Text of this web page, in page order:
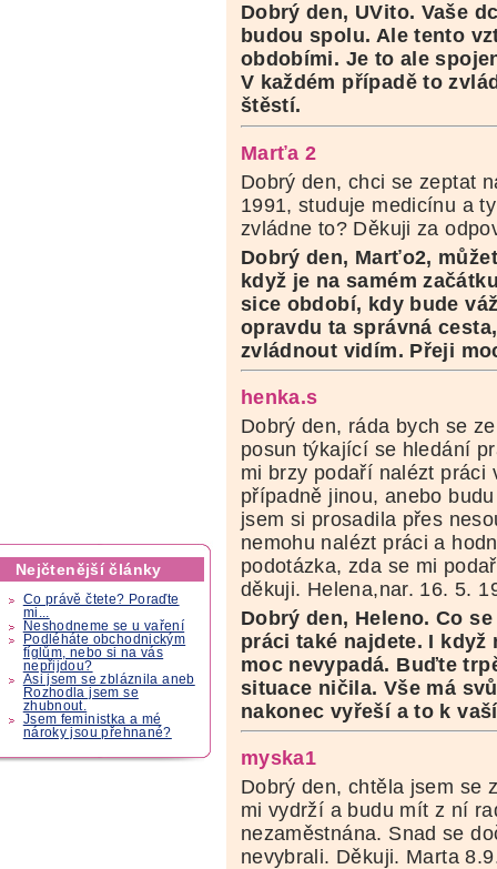
Nejčtenější články
Co právě čtete? Poraďte
mi...
Neshodneme se u vaření
Podléháte obchodnickým
fíglům, nebo si na vás
nepřijdou?
Asi jsem se zbláznila aneb
Rozhodla jsem se
zhubnout.
Jsem feministka a mé
nároky jsou přehnané?
Dobrý den, UVito. Vaše
budou spolu. Ale tento
obdobími. Je to ale
V každém případě to
štěstí.
Marťa 2
Dobrý den, chci se zeptat
1991, studuje medicínu a
zvládne to? Děkuji za
Dobrý den, Marťo2,
když je na samém
sice období, kdy bude
opravdu ta správná
zvládnout vidím. Přeji
henka.s
Dobrý den, ráda bych se
posun týkající se hledání
mi brzy podaří nalézt práci
případně jinou, anebo
jsem si prosadila přes
nemohu nalézt práci a
podotázka, zda se mi
děkuji. Helena,nar. 16. 5.
Dobrý den, Heleno. Co
práci také najdete. I
moc nevypadá. Buďte
situace ničila. Vše má
nakonec vyřeší a to k
myska1
Dobrý den, chtěla jsem se
mi vydrží a budu mít z ní
nezaměstnána. Snad se
nevybrali. Děkuji. Marta